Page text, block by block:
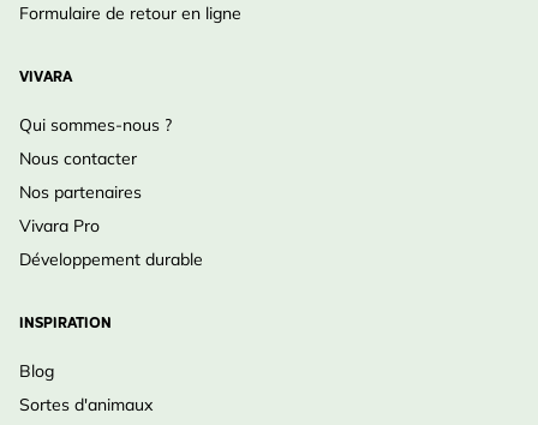
Formulaire de retour en ligne
VIVARA
Qui sommes-nous ?
Nous contacter
Nos partenaires
Vivara Pro
Développement durable
INSPIRATION
Blog
Sortes d'animaux